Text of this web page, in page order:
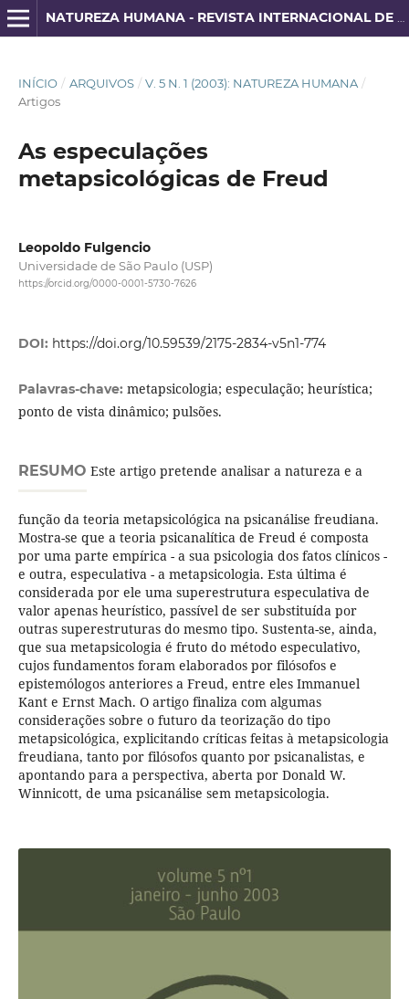
INÍCIO / ARQUIVOS / V. 5 N. 1 (2003): NATUREZA HUMANA /
Artigos
As especulações
metapsicológicas de Freud
Leopoldo Fulgencio
Universidade de São Paulo (USP)
https://orcid.org/0000-0001-5730-7626
DOI: https://doi.org/10.59539/2175-2834-v5n1-774
Palavras-chave: metapsicologia; especulação; heurística;
ponto de vista dinâmico; pulsões.
RESUMO Este artigo pretende analisar a natureza e a
função da teoria metapsicológica na psicanálise freudiana.
Mostra-se que a teoria psicanalítica de Freud é composta
por uma parte empírica - a sua psicologia dos fatos clínicos -
e outra, especulativa - a metapsicologia. Esta última é
considerada por ele uma superestrutura especulativa de
valor apenas heurístico, passível de ser substituída por
outras superestruturas do mesmo tipo. Sustenta-se, ainda,
que sua metapsicologia é fruto do método especulativo,
cujos fundamentos foram elaborados por filósofos e
epistemólogos anteriores a Freud, entre eles Immanuel
Kant e Ernst Mach. O artigo finaliza com algumas
considerações sobre o futuro da teorização do tipo
metapsicológica, explicitando críticas feitas à metapsicologia
freudiana, tanto por filósofos quanto por psicanalistas, e
apontando para a perspectiva, aberta por Donald W.
Winnicott, de uma psicanálise sem metapsicologia.